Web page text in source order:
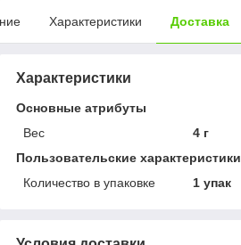
Характеристики Доставка
Характеристики
Основные атрибуты
Вес
4 г
Пользовательские характеристики
Количество в упаковке
1 упак